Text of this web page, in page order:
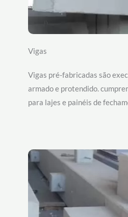
Vigas
Vigas pré-fabricadas são
armado e protendido.
para lajes e painéis de